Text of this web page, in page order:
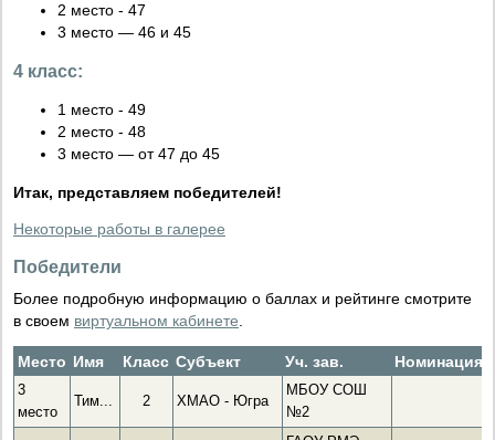
2 место - 47
3 место — 46 и 45
4 класс:
1 место - 49
2 место - 48
3 место — от 47 до 45
Итак, представляем победителей!
Некоторые работы в галерее
Победители
Более подробную информацию о баллах и рейтинге смотрите
в своем виртуальном кабинете.
Место Имя Класс Субъект Уч. зав. Номинация
3
место
Тим... 2 ХМАО - Югра
МБОУ СОШ
№2